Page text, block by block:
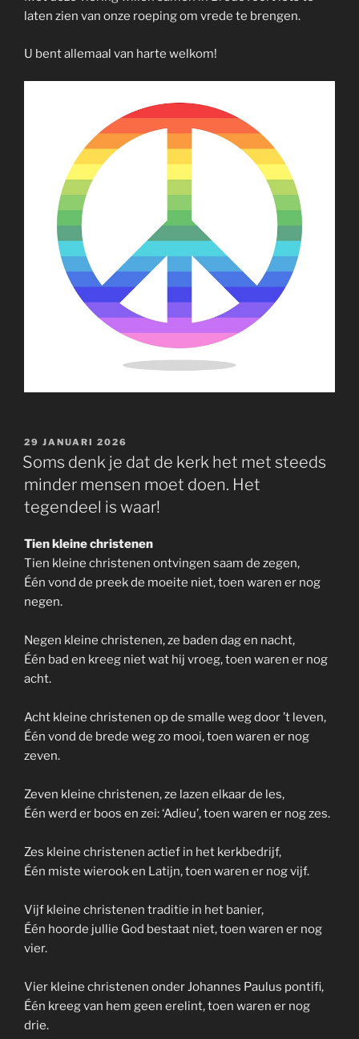
laten zien van onze roeping om vrede te brengen.
U bent allemaal van harte welkom!
GEPLAATST
OP
29 JANUARI 2026
Soms denk je dat de kerk het met steeds
minder mensen moet doen. Het
tegendeel is waar!
Tien kleine christenen
Tien kleine christenen ontvingen saam de zegen,
Één vond de preek de moeite niet, toen waren er nog
negen.
Negen kleine christenen, ze baden dag en nacht,
Één bad en kreeg niet wat hij vroeg, toen waren er nog
acht.
Acht kleine christenen op de smalle weg door ’t leven,
Één vond de brede weg zo mooi, toen waren er nog
zeven.
Zeven kleine christenen, ze lazen elkaar de les,
Één werd er boos en zei: ‘Adieu’, toen waren er nog zes.
Zes kleine christenen actief in het kerkbedrijf,
Één miste wierook en Latijn, toen waren er nog vijf.
Vijf kleine christenen traditie in het banier,
Één hoorde jullie God bestaat niet, toen waren er nog
vier.
Vier kleine christenen onder Johannes Paulus pontifi,
Één kreeg van hem geen erelint, toen waren er nog
drie.